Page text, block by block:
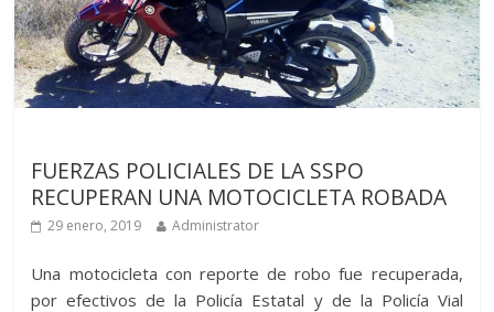
FUERZAS POLICIALES DE LA SSPO
RECUPERAN UNA MOTOCICLETA ROBADA
29 enero, 2019 Administrator
Una motocicleta con reporte de robo fue recuperada,
por efectivos de la Policía Estatal y de la Policía Vial